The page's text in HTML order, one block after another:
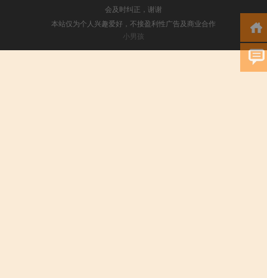
会及时纠正，谢谢
本站仅为个人兴趣爱好，不接盈利性广告及商业合作
小男孩